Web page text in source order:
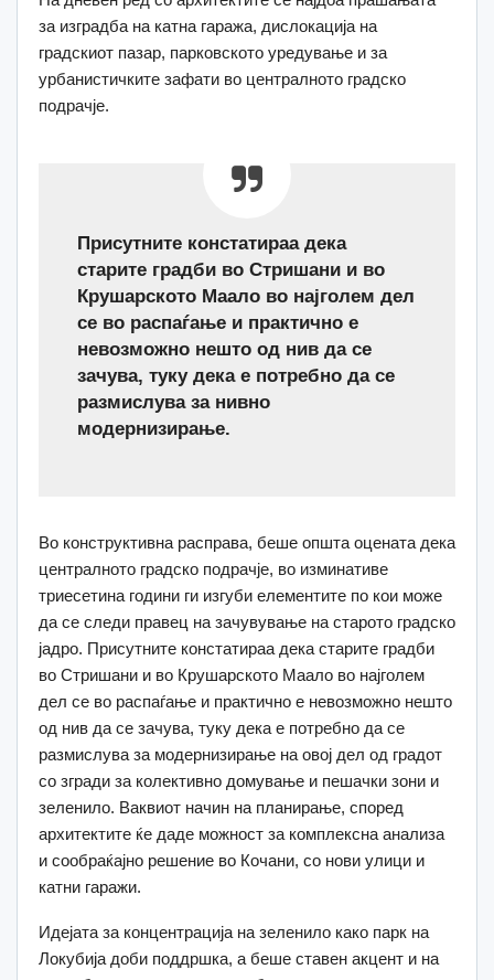
за изградба на катна гаража, дислокација на
градскиот пазар, парковското уредување и за
урбанистичките зафати во централното градско
подрачје.
Присутните констатираа дека
старите градби во Стришани и во
Крушарското Маало во најголем дел
се во распаѓање и практично е
невозможно нешто од нив да се
зачува, туку дека е потребно да се
размислува за нивно
модернизирање.
Во конструктивна расправа, беше општа оцената дека
централното градско подрачје, во изминативе
триесетина години ги изгуби елементите по кои може
да се следи правец на зачувување на старото градско
јадро. Присутните констатираа дека старите градби
во Стришани и во Крушарското Маало во најголем
дел се во распаѓање и практично е невозможно нешто
од нив да се зачува, туку дека е потребно да се
размислува за модернизирање на овој дел од градот
со згради за колективно домување и пешачки зони и
зеленило. Ваквиот начин на планирање, според
архитектите ќе даде можност за комплексна анализа
и сообраќајно решение во Кочани, со нови улици и
катни гаражи.
Идејата за концентрација на зеленило како парк на
Локубија доби поддршка, а беше ставен акцент и на